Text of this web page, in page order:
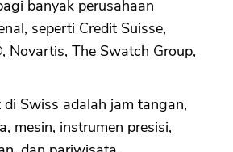
banyak perusahaan
seperti Credit Suisse,
Novartis, The Swatch Group,
Swiss adalah jam tangan,
mesin, instrumen presisi,